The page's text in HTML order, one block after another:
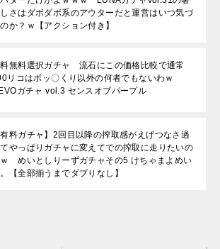
さはダボダボ系のアウターだと運営はいつ気づ
のか？ｗ【アクション付き】
無料選択ガチャ 流石にこの価格比較で通常
リコはボッ〇くり以外の何者でもないわｗ
ガチャ vol.3 センスオブパープル
有料ガチャ】2回目以降の搾取感がえげつなさ過
てやっぱりガチャに変えてでの搾取に走りたいの
めいとしりーずガチャその5 けちゃまよめい
【全部揃うまでダブりなし】